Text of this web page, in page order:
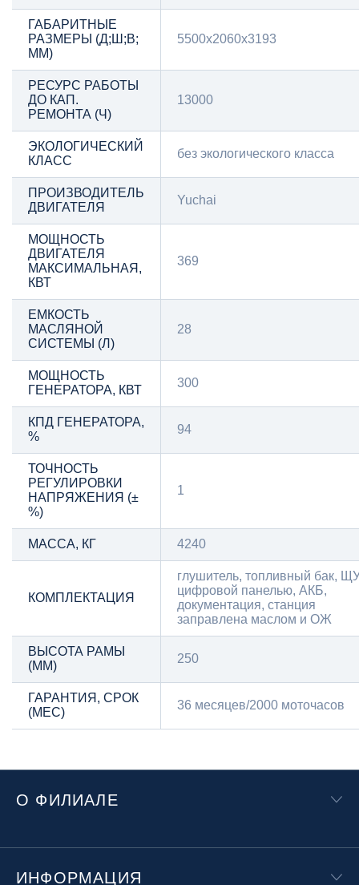
ГАБАРИТНЫЕ
РАЗМЕРЫ (Д;Ш;В;
ММ)
5500x2060x3193
РЕСУРС РАБОТЫ
ДО КАП.
РЕМОНТА (Ч)
13000
ЭКОЛОГИЧЕСКИЙ
КЛАСС
без экологического класса
ПРОИЗВОДИТЕЛЬ
ДВИГАТЕЛЯ
Yuchai
МОЩНОСТЬ
ДВИГАТЕЛЯ
МАКСИМАЛЬНАЯ,
КВТ
369
ЕМКОСТЬ
МАСЛЯНОЙ
СИСТЕМЫ (Л)
28
МОЩНОСТЬ
ГЕНЕРАТОРА, КВТ
300
КПД ГЕНЕРАТОРА,
%
94
ТОЧНОСТЬ
РЕГУЛИРОВКИ
НАПРЯЖЕНИЯ (±
%)
1
МАССА, КГ 4240
КОМПЛЕКТАЦИЯ
глушитель, топливный бак,
цифровой панелью, АКБ,
документация, станция
заправлена маслом и ОЖ
ВЫСОТА РАМЫ
(ММ)
250
ГАРАНТИЯ, СРОК
(МЕС)
36 месяцев/2000 моточасов
О ФИЛИАЛЕ
ИНФОРМАЦИЯ